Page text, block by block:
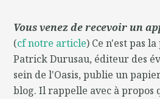
Vous venez de recevoir un
(cf notre article) Ce n'est pas
Patrick Durusau, éditeur des
sein de l'Oasis, publie un
blog. Il rappelle avec à propos